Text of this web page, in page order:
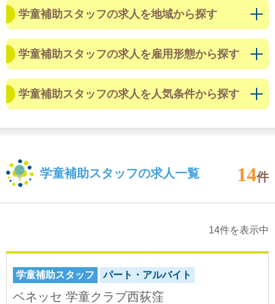
学童補助スタッフの求人を地域から探す
学童補助スタッフの求人を雇用形態から探す
学童補助スタッフの求人を人気条件から探す
学童補助スタッフの求人一覧 14件
14件を表示中
学童補助スタッフ パート・アルバイト
ベネッセ 学童クラブ西荻窪